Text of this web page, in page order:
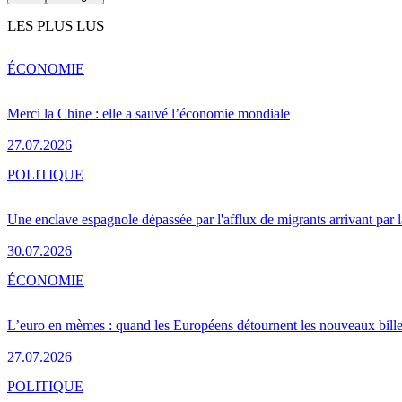
LES PLUS LUS
Merci la Chine : elle a sauvé l’économie mondiale
27.07.2026
ÉCONOMIE
Une enclave espagnole dépassée par l'afflux de migrants arrivant par
30.07.2026
POLITIQUE
L’euro en mèmes : quand les Européens détournent les nouveaux
27.07.2026
ÉCONOMIE
POLITIQUE